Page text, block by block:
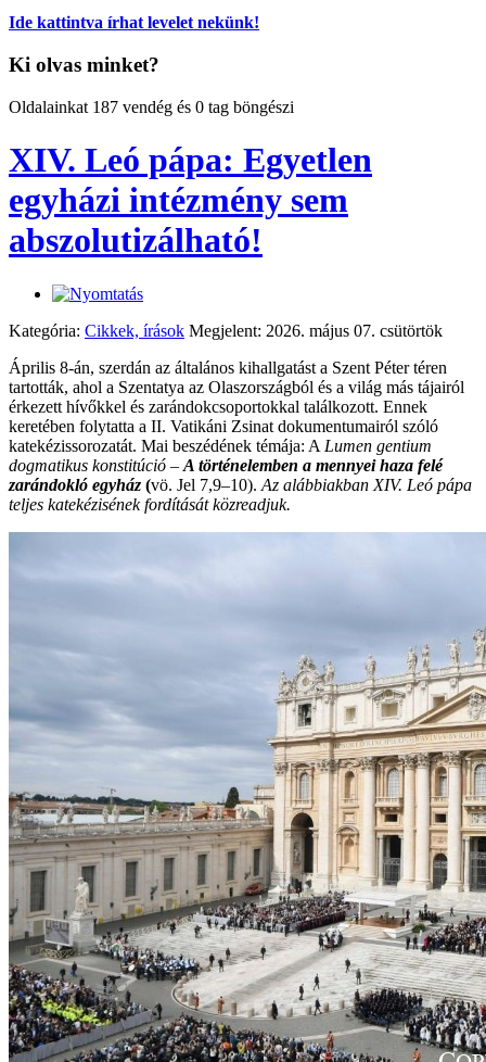
Ide kattintva írhat levelet nekünk!
Ki olvas minket?
Oldalainkat 187 vendég és 0 tag böngészi
XIV. Leó pápa: Egyetlen
egyházi intézmény sem
abszolutizálható!
Kategória: Cikkek, írások Megjelent: 2026. május 07. csütörtök
Április 8-án, szerdán az általános kihallgatást a Szent Péter téren
tartották, ahol a Szentatya az Olaszországból és a világ más tájairól
érkezett hívőkkel és zarándokcsoportokkal találkozott. Ennek
keretében folytatta a II. Vatikáni Zsinat dokumentumairól szóló
katekézissorozatát. Mai beszédének témája: A Lumen gentium
dogmatikus konstitúció – A történelemben a mennyei haza felé
zarándokló egyház (vö. Jel 7,9–10). Az alábbiakban XIV. Leó pápa
teljes katekézisének fordítását közreadjuk.